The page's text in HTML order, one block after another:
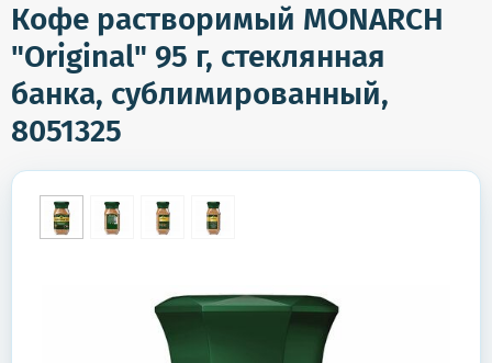
Кофе растворимый MONARCH
"Original" 95 г, стеклянная
банка, сублимированный,
8051325